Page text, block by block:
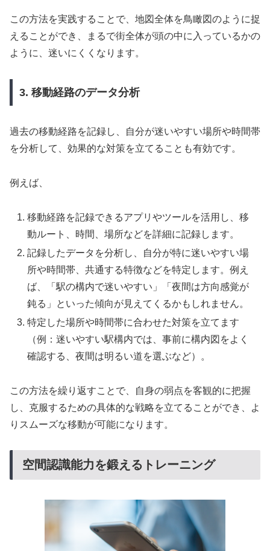
この方法を実践することで、地図全体を鳥瞰図のように捉
えることができ、まるで街全体が頭の中に入っているかの
ように、迷いにくくなります。
3. 移動経路のデータ分析
過去の移動経路を記録し、自分が迷いやすい場所や時間帯
を分析して、効果的な対策を立てることも有効です。
例えば、
移動経路を記録できるアプリやツールを活用し、移
動ルート、時間、場所などを詳細に記録します。
記録したデータを分析し、自分が特に迷いやすい場
所や時間帯、共通する特徴などを特定します。例え
ば、「駅の構内で迷いやすい」「夜間は方向感覚が
鈍る」といった傾向が見えてくるかもしれません。
特定した場所や時間帯に合わせた対策を立てます
（例：迷いやすい駅構内では、事前に構内図をよく
確認する、夜間は明るい道を選ぶなど）。
この方法を繰り返すことで、自身の弱点を客観的に把握
し、克服するための具体的な戦略を立てることができ、よ
りスムーズな移動が可能になります。
空間認識能力を鍛えるトレーニング